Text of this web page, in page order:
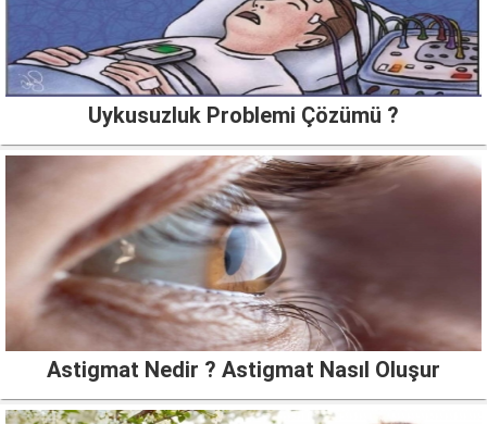
Uykusuzluk Problemi Çözümü ?
Astigmat Nedir ? Astigmat Nasıl Oluşur